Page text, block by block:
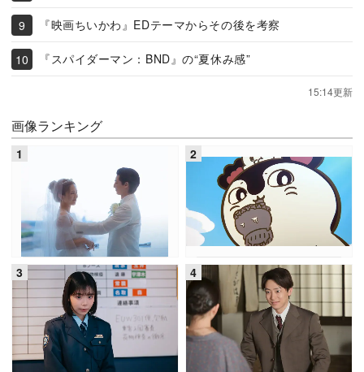
『映画ちいかわ』EDテーマからその後を考察
『スパイダーマン：BND』の“夏休み感”
15:14更新
画像ランキング